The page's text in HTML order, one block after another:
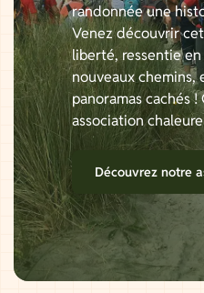
randonnée une
Venez découvrir
liberté, ressentie
nouveaux chemins,
panoramas cachés !
association
Découvrez notre